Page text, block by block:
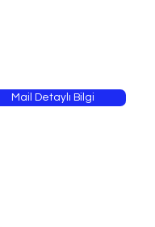
Mail Detaylı Bilgi